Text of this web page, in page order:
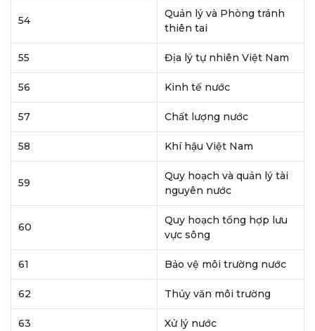
54
Quản lý và Phòng tránh
thiên tai
55 Địa lý tự nhiên Việt Nam
56 Kinh tế nước
57 Chất lượng nước
58 Khí hậu Việt Nam
59
Quy hoạch và quản lý tài
nguyên nước
60
Quy hoạch tổng hợp lưu
vực sông
61 Bảo vệ môi trường nước
62 Thủy văn môi trường
63 Xử lý nước